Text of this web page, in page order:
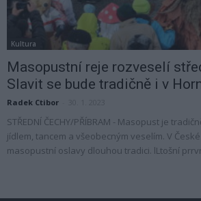
Kultura
Masopustní reje rozveselí
Slavit se bude tradičně i v
Radek Ctibor
STŘEDNÍ ČECHY/PŘÍBRAM - Masopust je
jídlem, tancem a všeobecným veselím. V
masopustní oslavy dlouhou tradici. lLtošní